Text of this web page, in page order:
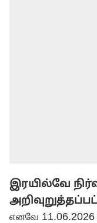
இரயில்வே
எனவே